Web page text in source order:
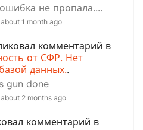
не пропала....
about 1 month ago
комментарий в
от СФР. Нет
данных..
gun done
about 2 months ago
комментарий в